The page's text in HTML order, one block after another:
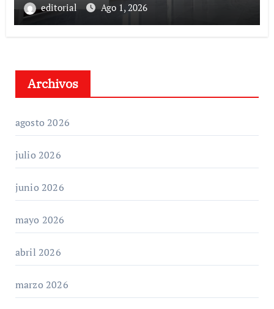
editorial Ago 1, 2026
Archivos
agosto 2026
julio 2026
junio 2026
mayo 2026
abril 2026
marzo 2026